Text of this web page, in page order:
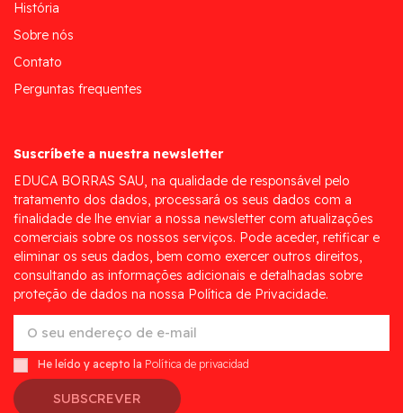
História
Sobre nós
Contato
Perguntas frequentes
Suscríbete a nuestra newsletter
EDUCA BORRAS SAU, na qualidade de responsável pelo
tratamento dos dados, processará os seus dados com a
finalidade de lhe enviar a nossa newsletter com atualizações
comerciais sobre os nossos serviços. Pode aceder, retificar e
eliminar os seus dados, bem como exercer outros direitos,
consultando as informações adicionais e detalhadas sobre
proteção de dados na nossa Política de Privacidade.
He leído y acepto la Política de privacidad
SUBSCREVER